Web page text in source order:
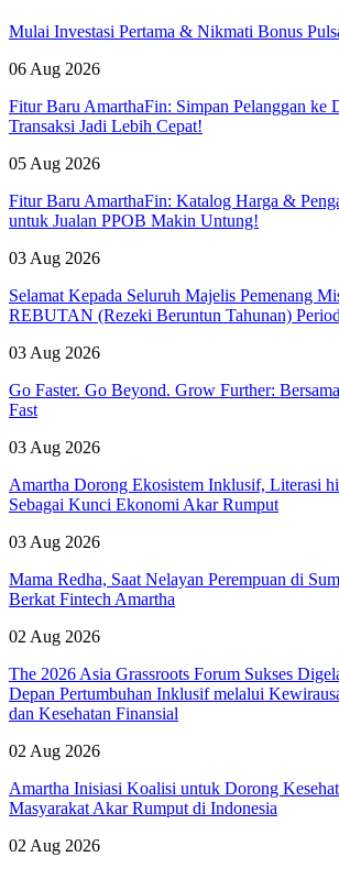
Mulai Investasi Pertama & Nikmati Bonus
06 Aug 2026
Fitur Baru AmarthaFin: Simpan Pelanggan ke
Transaksi Jadi Lebih Cepat!
05 Aug 2026
Fitur Baru AmarthaFin: Katalog Harga &
untuk Jualan PPOB Makin Untung!
03 Aug 2026
Selamat Kepada Seluruh Majelis Pemenang
REBUTAN (Rezeki Beruntun Tahunan)
03 Aug 2026
Go Faster. Go Beyond. Grow Further:
Fast
03 Aug 2026
Amartha Dorong Ekosistem Inklusif, Literasi
Sebagai Kunci Ekonomi Akar Rumput
03 Aug 2026
Mama Redha, Saat Nelayan Perempuan di
Berkat Fintech Amartha
02 Aug 2026
The 2026 Asia Grassroots Forum Sukses
Depan Pertumbuhan Inklusif melalui
dan Kesehatan Finansial
02 Aug 2026
Amartha Inisiasi Koalisi untuk Dorong
Masyarakat Akar Rumput di Indonesia
02 Aug 2026